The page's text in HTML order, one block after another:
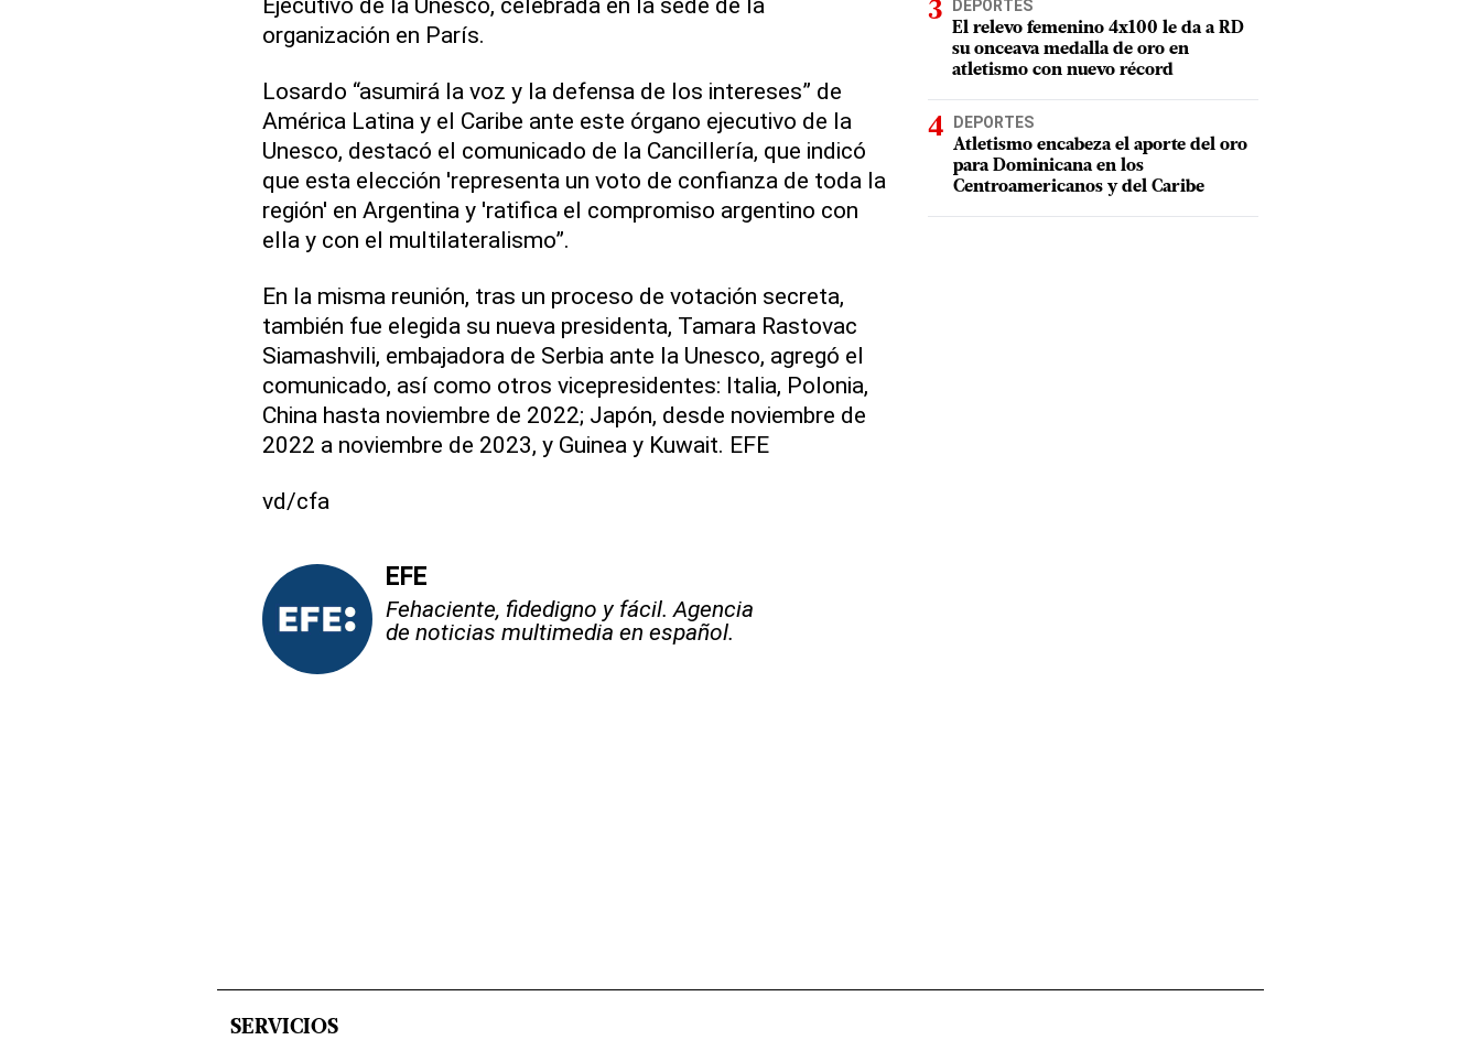
organización en París.
Losardo “asumirá la voz y la defensa de los intereses” de
América Latina y el Caribe ante este órgano ejecutivo de la
Unesco, destacó el comunicado de la Cancillería, que indicó
que esta elección 'representa un voto de confianza de toda la
región' en Argentina y 'ratifica el compromiso argentino con
ella y con el multilateralismo”.
En la misma reunión, tras un proceso de votación secreta,
también fue elegida su nueva presidenta, Tamara Rastovac
Siamashvili, embajadora de Serbia ante la Unesco, agregó el
comunicado, así como otros vicepresidentes: Italia, Polonia,
China hasta noviembre de 2022; Japón, desde noviembre de
2022 a noviembre de 2023, y Guinea y Kuwait. EFE
vd/cfa
EFE
Fehaciente, fidedigno y fácil. Agencia
de noticias multimedia en español.
DEPORTES
El relevo femenino 4x100 le da a RD
su onceava medalla de oro en
atletismo con nuevo récord
DEPORTES
Atletismo encabeza el aporte del oro
para Dominicana en los
Centroamericanos y del Caribe
SERVICIOS